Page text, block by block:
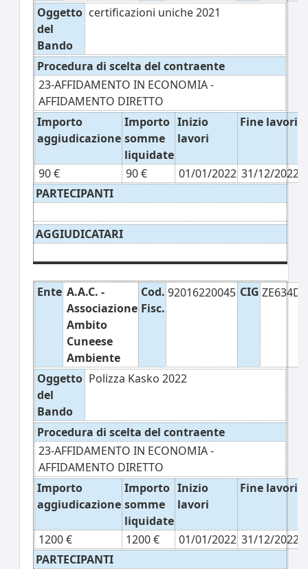
Oggetto
del
Bando
certificazioni uniche 2021
Procedura di scelta del contraente
23-AFFIDAMENTO IN ECONOMIA -
AFFIDAMENTO DIRETTO
Importo
aggiudicazione
Importo
somme
liquidate
Inizio
lavori
Fine lavori
90 € 90 € 01/01/2022 31/12/2022
PARTECIPANTI
AGGIUDICATARI
Ente A.A.C. -
Associazione
Ambito
Cuneese
Ambiente
Cod.
Fisc.
92016220045 CIG
Oggetto
del
Bando
Polizza Kasko 2022
Procedura di scelta del contraente
23-AFFIDAMENTO IN ECONOMIA -
AFFIDAMENTO DIRETTO
Importo
aggiudicazione
Importo
somme
liquidate
Inizio
lavori
Fine lavori
1200 € 1200 € 01/01/2022 31/12/2022
PARTECIPANTI